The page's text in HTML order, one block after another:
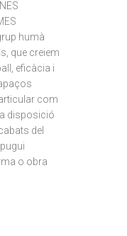
humà
que creiem
eficàcia i
com
disposició
del
o obra